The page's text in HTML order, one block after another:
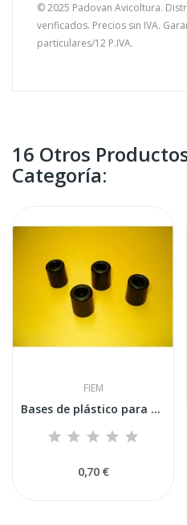
© 2025 Padovan Avicoltura.
verificados. Precios sin IVA.
particulares/12 P.IVA.
16 Otros
Categoría:
FIEM
Bases de plástico para soportes de incubadora...
0,70 €